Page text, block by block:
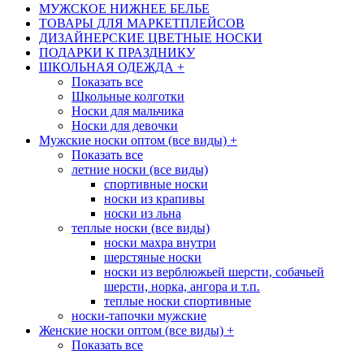
МУЖСКОЕ НИЖНЕЕ БЕЛЬЕ
ТОВАРЫ ДЛЯ МАРКЕТПЛЕЙСОВ
ДИЗАЙНЕРСКИЕ ЦВЕТНЫЕ НОСКИ
ПОДАРКИ К ПРАЗДНИКУ
ШКОЛЬНАЯ ОДЕЖДА +
Показать все
Школьные колготки
Носки для мальчика
Носки для девочки
Мужские носки оптом (все виды) +
Показать все
летние носки (все виды)
спортивные носки
носки из крапивы
носки из льна
теплые носки (все виды)
носки махра внутри
шерстяные носки
носки из верблюжьей шерсти, собачьей
шерсти, норка, ангора и т.п.
теплые носки спортивные
носки-тапочки мужские
Женские носки оптом (все виды) +
Показать все